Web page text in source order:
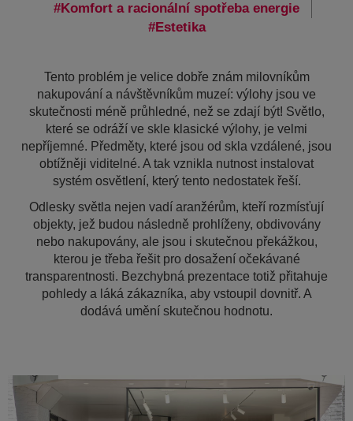
Komfort a racionální spotřeba energie
Estetika
Tento problém je velice dobře znám milovníkům
nakupování a návštěvníkům muzeí: výlohy jsou ve
skutečnosti méně průhledné, než se zdají být! Světlo,
které se odráží ve skle klasické výlohy, je velmi
nepříjemné. Předměty, které jsou od skla vzdálené, jsou
obtížněji viditelné. A tak vznikla nutnost instalovat
systém osvětlení, který tento nedostatek řeší.
Odlesky světla nejen vadí aranžérům, kteří rozmísťují
objekty, jež budou následně prohlíženy, obdivovány
nebo nakupovány, ale jsou i skutečnou překážkou,
kterou je třeba řešit pro dosažení očekávané
transparentnosti. Bezchybná prezentace totiž přitahuje
pohledy a láká zákazníka, aby vstoupil dovnitř. A
dodává umění skutečnou hodnotu.